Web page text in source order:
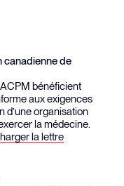
canadienne de
bénéficient
aux exigences
d’une organisation
la médecine.
la lettre